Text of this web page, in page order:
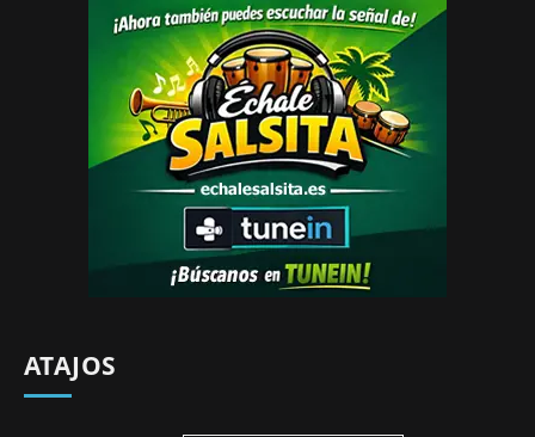
ATAJOS